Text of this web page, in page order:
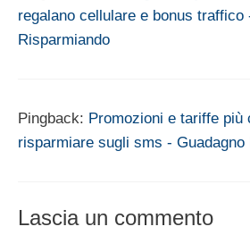
regalano cellulare e bonus traffico
Risparmiando
Pingback: Promozioni e tariffe più
risparmiare sugli sms - Guadagno
Lascia un commento